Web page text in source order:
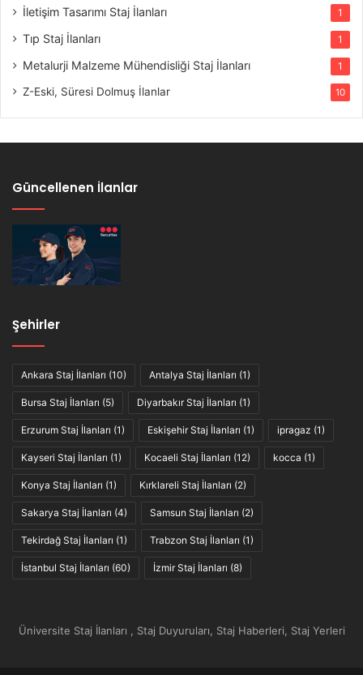
İletişim Tasarımı Staj İlanları 1
Tıp Staj İlanları 1
Metalurji Malzeme Mühendisliği Staj İlanları 1
Z-Eski, Süresi Dolmuş İlanlar 10
Güncellenen İlanlar
Şehirler
Ankara Staj İlanları (10) Antalya Staj İlanları (1)
Bursa Staj İlanları (5) Diyarbakır Staj İlanları (1)
Erzurum Staj İlanları (1) Eskişehir Staj İlanları (1) ipragaz (1)
Kayseri Staj İlanları (1) Kocaeli Staj İlanları (12) kocca (1)
Konya Staj İlanları (1) Kırklareli Staj İlanları (2)
Sakarya Staj İlanları (4) Samsun Staj İlanları (2)
Tekirdağ Staj İlanları (1) Trabzon Staj İlanları (1)
İstanbul Staj İlanları (60) İzmir Staj İlanları (8)
Üniversite Staj İlanları , Staj Duyuruları, Staj Haberleri, Staj Yerleri